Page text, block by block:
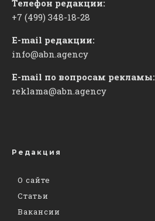
Телефон редакции:
+7 (499) 348-18-28
E-mail редакции:
info@abn.agency
E-mail по вопросам рекламы:
reklama@abn.agency
Редакция
О сайте
Статьи
Вакансии